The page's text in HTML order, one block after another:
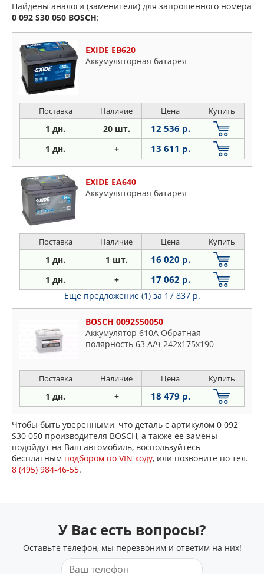
Найдены аналоги (заменители) для запрошенного номера
0 092 S30 050 BOSCH:
EXIDE EB620
Аккумуляторная батарея
Поставка Наличие Цена Купить
1 дн. 20 шт. 12 536 р.
1 дн. + 13 611 р.
EXIDE EA640
Аккумуляторная батарея
Поставка Наличие Цена Купить
1 дн. 1 шт. 16 020 р.
1 дн. + 17 062 р.
Еще предложение (1) за 17 837 р.
BOSCH 0092S50050
Аккумулятор 610A Обратная
полярность 63 А/ч 242x175x190
Поставка Наличие Цена Купить
1 дн. + 18 479 р.
Чтобы быть уверенными, что деталь с артикулом 0 092
S30 050 производителя BOSCH, а также ее замены
подойдут на Ваш автомобиль, воспользуйтесь
бесплатным подбором по VIN коду, или позвоните по тел.
8 (495) 984-46-55.
У Вас есть вопросы?
Оставьте телефон, мы перезвоним и ответим на них!